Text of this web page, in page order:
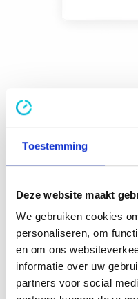
Toestemming
Deze website maakt
We gebruiken cookies
personaliseren, om
en om ons
informatie over uw
partners voor social
Zet je offerte
project
potentiële klant een
Gefeliciteerd! In
offerte om in een
meteen met goed
dus altijd op de
project. Medewerkers
uitgaven op het